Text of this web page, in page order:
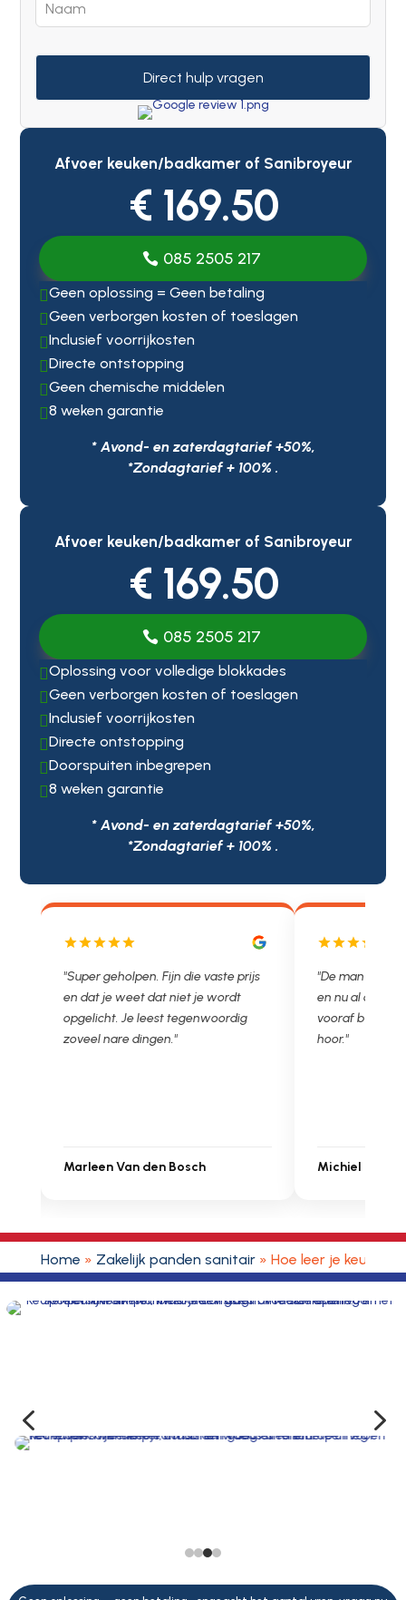
Direct hulp vragen
Afvoer keuken/badkamer of Sanibroyeur
€ 169.50
085 2505 217
Geen oplossing = Geen betaling
Geen verborgen kosten of toeslagen
Inclusief voorrijkosten
Directe ontstopping
Geen chemische middelen
8 weken garantie
* Avond- en zaterdagtarief +50%,
*Zondagtarief + 100% .
Afvoer keuken/badkamer of Sanibroyeur
€ 169.50
085 2505 217
Oplossing voor volledige blokkades
Geen verborgen kosten of toeslagen
Inclusief voorrijkosten
Directe ontstopping
Doorspuiten inbegrepen
8 weken garantie
* Avond- en zaterdagtarief +50%,
*Zondagtarief + 100% .
"De man rijden net weg. 11.00 gebeld
en nu al opgelost voor een vast en
vooraf besproken tarief. Lekker
hoor."
Michiel Uitdenbongerd
"Wat een fijn
met een
je niet zo goed
Ontstoppen.nl
Sarah Touat
Home » Zakelijk panden sanitair» Hoe leer je
4 5